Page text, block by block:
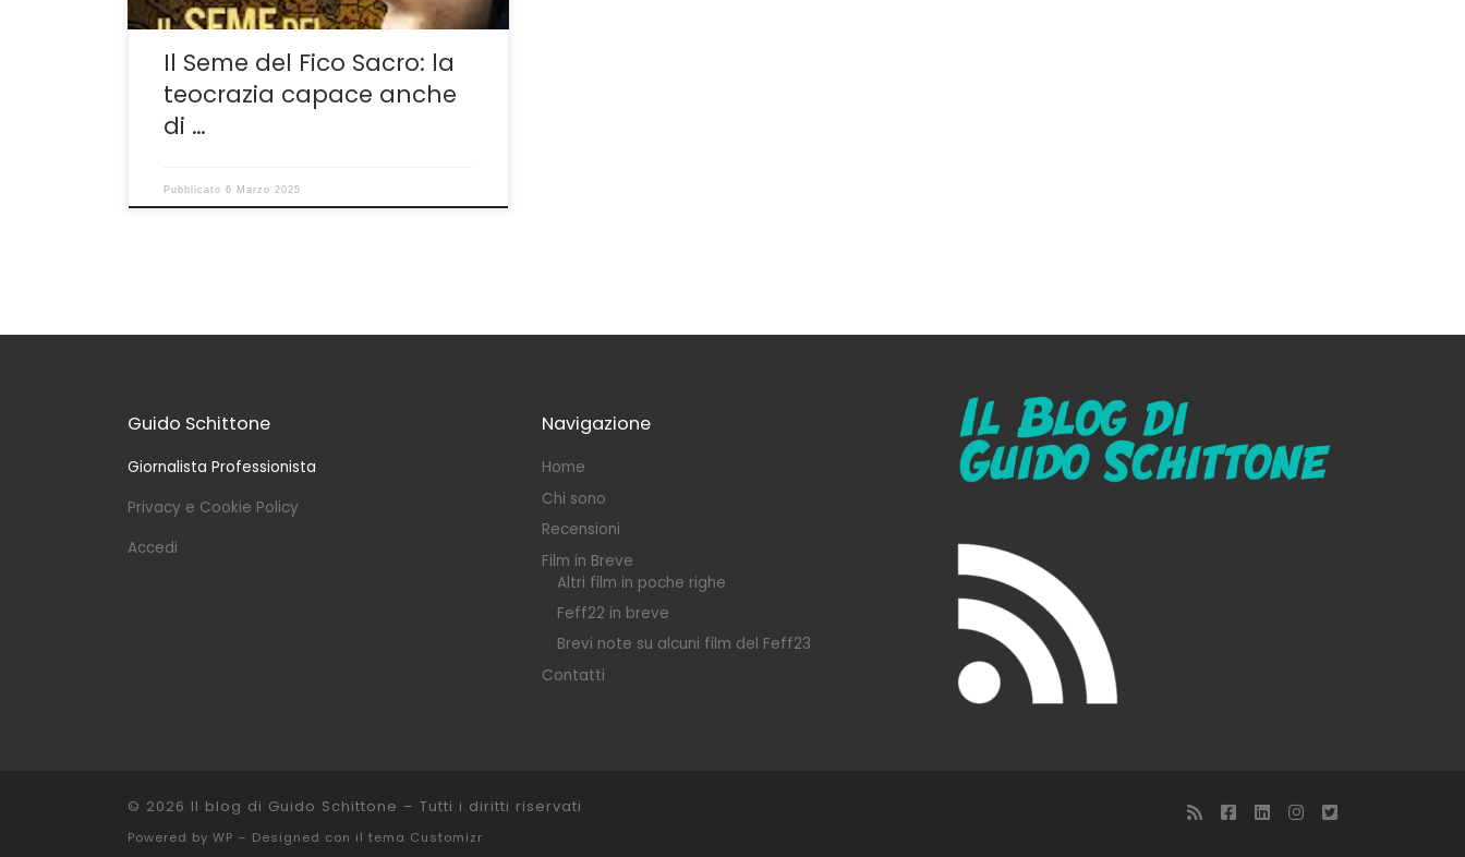
Il Seme del Fico Sacro: la
teocrazia capace anche
di …
Pubblicato6 Marzo 2025
Guido Schittone
Giornalista Professionista
Privacy e Cookie Policy
Accedi
Navigazione
Home
Chi sono
Recensioni
Film in Breve
Altri film in poche righe
Feff22 in breve
Brevi note su alcuni film del Feff23
Contatti
© 2026 Il blog di Guido Schittone – Tutti i diritti riservati
Powered by WP – Designed con il tema Customizr